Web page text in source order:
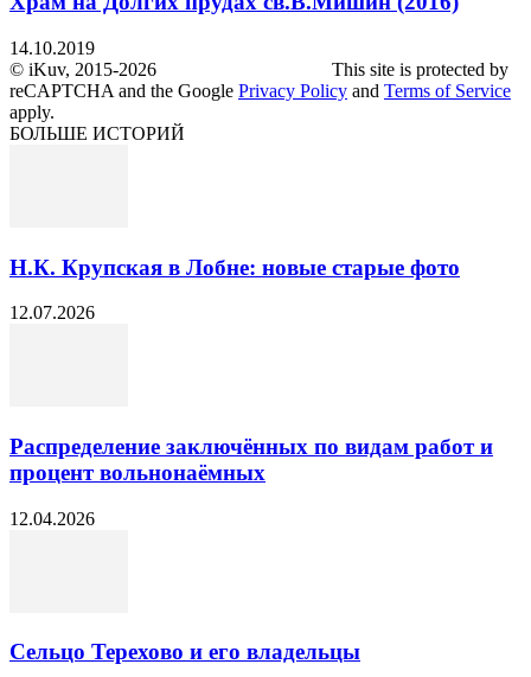
14.10.2019
© iKuv, 2015-2026 This site is protected by
reCAPTCHA and the Google Privacy Policy and Terms of Service
apply.
БОЛЬШЕ ИСТОРИЙ
Н.К. Крупская в Лобне: новые старые фото
12.07.2026
Распределение заключённых по видам работ и
процент вольнонаёмных
12.04.2026
Сельцо Терехово и его владельцы